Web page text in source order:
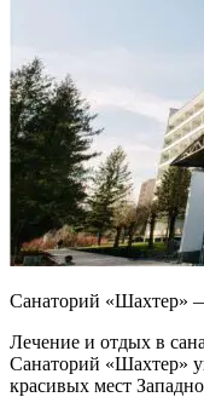
Санаторий «Шахтер»
Лечение и отдых в
Санаторий «Шахтер»
красивых мест